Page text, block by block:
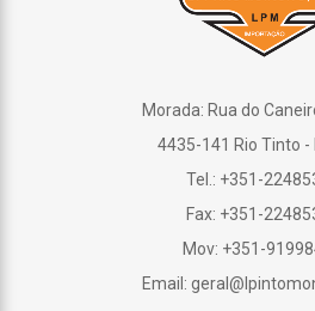
Morada: Rua do
4435-141 Rio Tinto -
Tel.: +351-
Fax: +351-
Mov: +351-
Email: